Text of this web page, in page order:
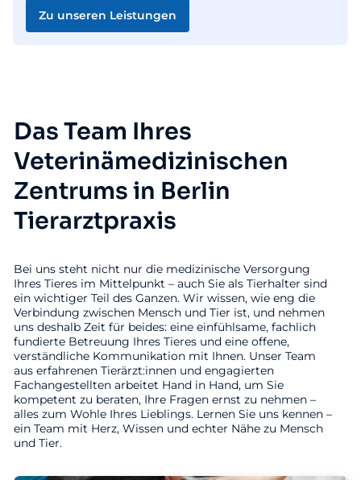
Zu unseren Leistungen
Das Team Ihres
Veterinämedizinischen
Zentrums in Berlin
Tierarztpraxis
Bei uns steht nicht nur die medizinische Versorgung
Ihres Tieres im Mittelpunkt – auch Sie als Tierhalter sind
ein wichtiger Teil des Ganzen. Wir wissen, wie eng die
Verbindung zwischen Mensch und Tier ist, und nehmen
uns deshalb Zeit für beides: eine einfühlsame, fachlich
fundierte Betreuung Ihres Tieres und eine offene,
verständliche Kommunikation mit Ihnen. Unser Team
aus erfahrenen Tierärzt:innen und engagierten
Fachangestellten arbeitet Hand in Hand, um Sie
kompetent zu beraten, Ihre Fragen ernst zu nehmen –
alles zum Wohle Ihres Lieblings. Lernen Sie uns kennen –
ein Team mit Herz, Wissen und echter Nähe zu Mensch
und Tier.